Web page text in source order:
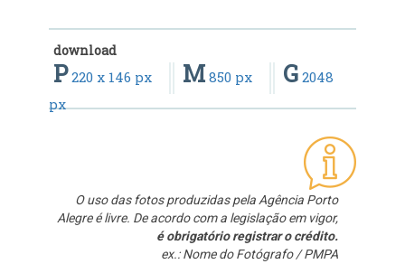
download
P220 x 146 px M 850 px G 2048
px
O uso das fotos produzidas pela Agência Porto
Alegre é livre. De acordo com a legislação em vigor,
é obrigatório registrar o crédito.
ex.: Nome do Fotógrafo / PMPA